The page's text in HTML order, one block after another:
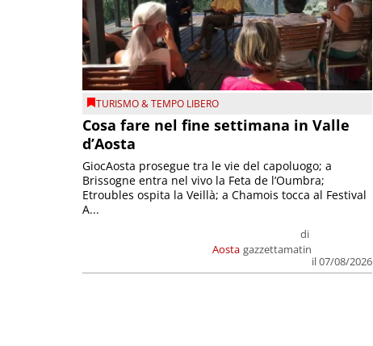
TURISMO & TEMPO LIBERO
Cosa fare nel fine settimana in Valle
d’Aosta
Aosta
di
gazzettamatin
il 07/08/2026
GiocAosta prosegue tra le vie del capoluogo; a
Brissogne entra nel vivo la Feta de l’Oumbra;
Etroubles ospita la Veillà; a Chamois tocca al Festival
A...